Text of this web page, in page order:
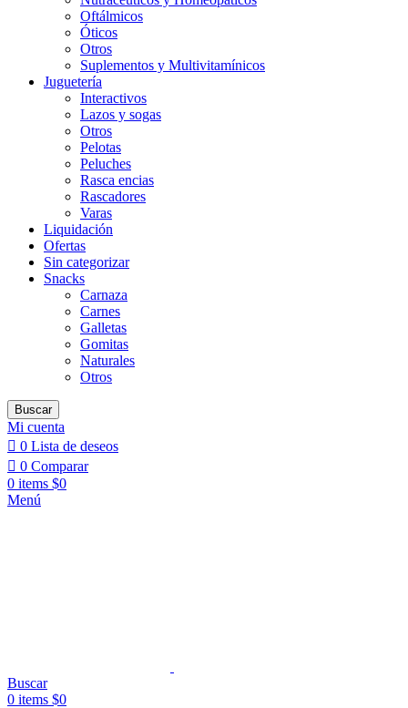
Oftálmicos
Óticos
Otros
Suplementos y Multivitamínicos
Juguetería
Interactivos
Lazos y sogas
Otros
Pelotas
Peluches
Rasca encias
Rascadores
Varas
Liquidación
Ofertas
Sin categorizar
Snacks
Carnaza
Carnes
Galletas
Gomitas
Naturales
Otros
Buscar
Mi cuenta
0 Lista de deseos
0 Comparar
0 items $0
Menú
Buscar
0 items $0